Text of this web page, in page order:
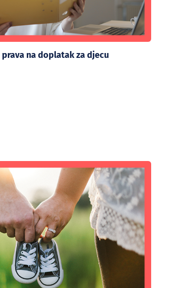
na doplatak za djecu